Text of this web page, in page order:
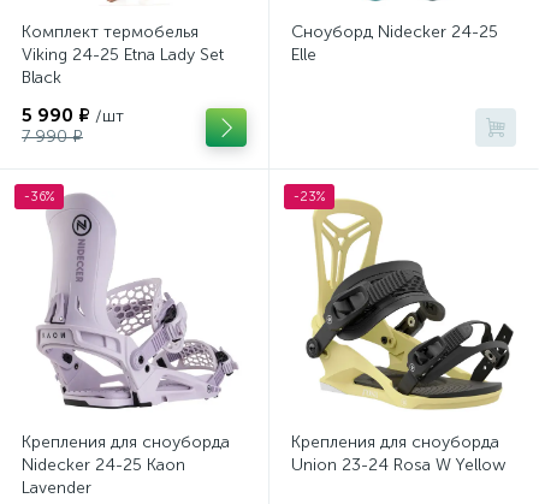
Комплект термобелья
Viking 24-25 Etna Lady Set
Black
5 990 ₽ /шт
7 990 ₽
Сноуборд Nidecker 24-25
Elle
-36%
Крепления для сноуборда
Nidecker 24-25 Kaon
Lavender
-23%
Крепления для сноуборда
Union 23-24 Rosa W Yellow